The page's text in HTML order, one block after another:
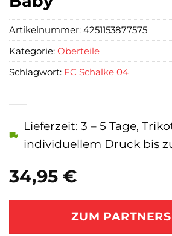
34,95 €
Lieferzeit: 3 – 5 Tage,
individuellem Druck bis
ZUM
Artikelnummer: 4251153877575
Kategorie: Oberteile
Schlagwort: FC Schalke 04